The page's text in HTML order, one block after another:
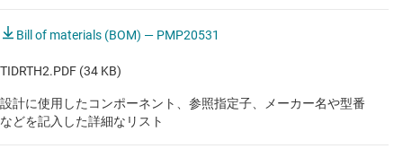
Bill of materials (BOM) — PMP20531
TIDRTH2.PDF (34 KB)
設計に使用したコンポーネント、参照指定子、メーカー名や型番
などを記入した詳細なリスト